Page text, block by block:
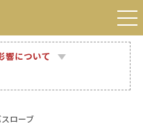
響について
ローブ